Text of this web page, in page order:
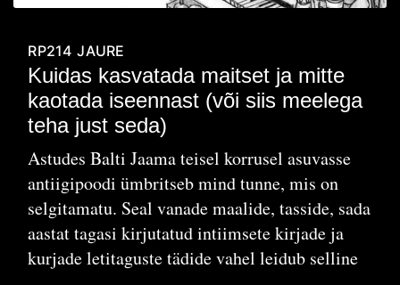
RP214 JAURE
Kuidas kasvatada maitset ja mitte
kaotada iseennast (või siis meelega
teha just seda)
Astudes Balti Jaama teisel korrusel asuvasse
antiigipoodi ümbritseb mind tunne, mis on
selgitamatu. Seal vanade maalide, tasside, sada
aastat tagasi kirjutatud intiimsete kirjade ja
kurjade letitaguste tädide vahel leidub selline